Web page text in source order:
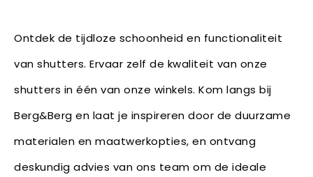
Ontdek de tijdloze schoonheid en functionaliteit
van shutters. Ervaar zelf de kwaliteit van onze
shutters in één van onze winkels. Kom langs bij
Berg&Berg en laat je inspireren door de duurzame
materialen en maatwerkopties, en ontvang
deskundig advies van ons team om de ideale